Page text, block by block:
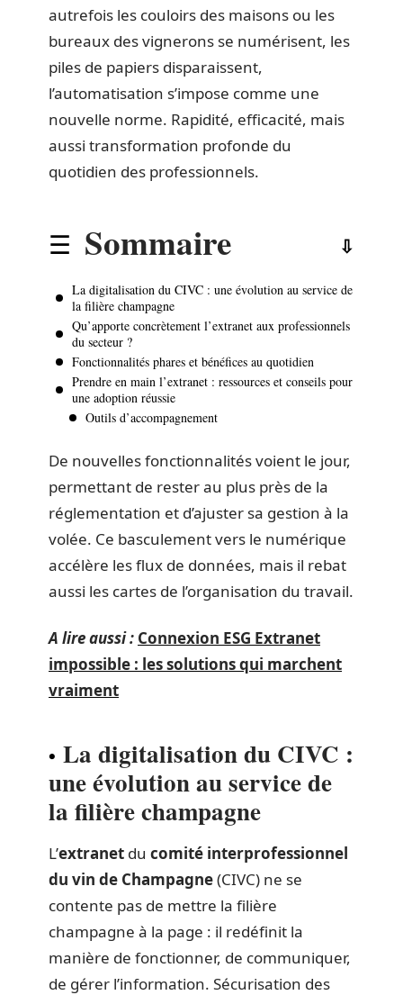
autrefois les couloirs des maisons ou les
bureaux des vignerons se numérisent, les
piles de papiers disparaissent,
l’automatisation s’impose comme une
nouvelle norme. Rapidité, efficacité, mais
aussi transformation profonde du
quotidien des professionnels.
Sommaire
La digitalisation du CIVC : une évolution au service de
la filière champagne
Qu’apporte concrètement l’extranet aux professionnels
du secteur ?
Fonctionnalités phares et bénéfices au quotidien
Prendre en main l’extranet : ressources et conseils pour
une adoption réussie
Outils d’accompagnement
De nouvelles fonctionnalités voient le jour,
permettant de rester au plus près de la
réglementation et d’ajuster sa gestion à la
volée. Ce basculement vers le numérique
accélère les flux de données, mais il rebat
aussi les cartes de l’organisation du travail.
A lire aussi : Connexion ESG Extranet
impossible : les solutions qui marchent
vraiment
La digitalisation du CIVC :
une évolution au service de
la filière champagne
L’extranet du comité interprofessionnel
du vin de Champagne(CIVC) ne se
contente pas de mettre la filière
champagne à la page : il redéfinit la
manière de fonctionner, de communiquer,
de gérer l’information. Sécurisation des